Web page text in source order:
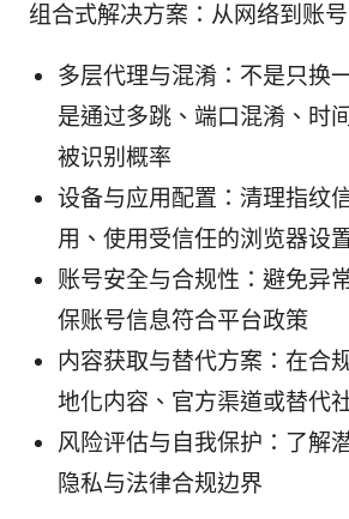
组合式解决方案：从网络到账
多层代理与混淆：不是只换
是通过多跳、端口混淆、时
被识别概率
设备与应用配置：清理指纹
用、使用受信任的浏览器设
账号安全与合规性：避免异
保账号信息符合平台政策
内容获取与替代方案：在合
地化内容、官方渠道或替代
风险评估与自我保护：了解
隐私与法律合规边界